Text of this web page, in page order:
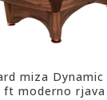
9 IV
rjava